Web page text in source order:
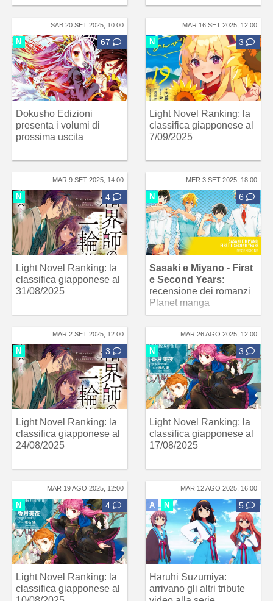
SAB 20 SET 2025, 10:00
N 67
Dokusho Edizioni
presenta i volumi di
prossima uscita
MAR 16 SET 2025, 12:00
N 3
Light Novel Ranking: la
classifica giapponese al
7/09/2025
MAR 9 SET 2025, 14:00
N 4
Light Novel Ranking: la
classifica giapponese al
31/08/2025
MER 3 SET 2025, 18:00
N 6
Sasaki e Miyano - First
e Second Years:
recensione dei romanzi
Planet manga
MAR 2 SET 2025, 12:00
N 3
Light Novel Ranking: la
classifica giapponese al
24/08/2025
MAR 26 AGO 2025, 12:00
N 3
Light Novel Ranking: la
classifica giapponese al
17/08/2025
MAR 19 AGO 2025, 12:00
N 4
Light Novel Ranking: la
classifica giapponese al
MAR 12 AGO 2025, 16:00
A N 5
Haruhi Suzumiya:
arrivano gli altri tribute